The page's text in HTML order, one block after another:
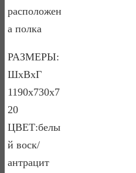
расположен
а полка
РАЗМЕРЫ:
ШхВхГ
1190х730х7
20
ЦВЕТ:белы
й воск/
антрацит